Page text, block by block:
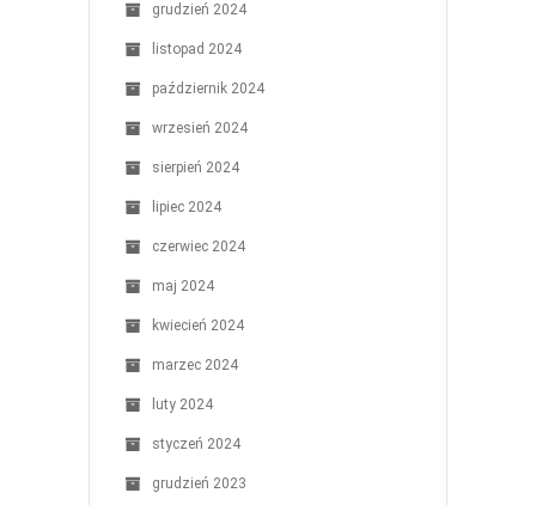
grudzień 2024
listopad 2024
październik 2024
wrzesień 2024
sierpień 2024
lipiec 2024
czerwiec 2024
maj 2024
kwiecień 2024
marzec 2024
luty 2024
styczeń 2024
grudzień 2023